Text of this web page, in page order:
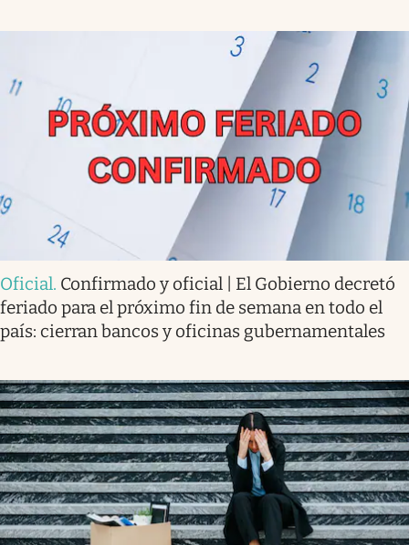
Oficial. Confirmado y oficial | El Gobierno decretó
feriado para el próximo fin de semana en todo el
país: cierran bancos y oficinas gubernamentales